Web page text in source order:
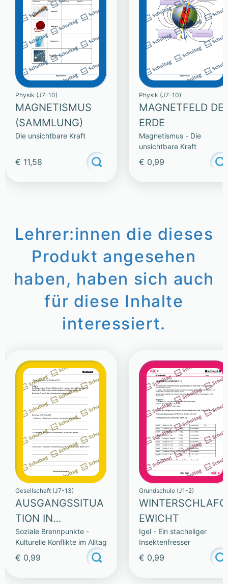
Physik (J7-10)
MAGNETISMUS
(SAMMLUNG)
Die unsichtbare Kraft
€ 11,58
Physik (J7-10)
MAGNETFELD
ERDE
Magnetismus - Die
unsichtbare Kraft
€ 0,99
Lehrer:innen die dieses
Produkt angesehen
haben, haben sich auch
für diese Inhalte
interessiert.
Gesellschaft (J7-13)
AUSGANGSSITUA
TION IN
BERGKAMEN
Soziale Brennpunkte -
Kulturelle Konflikte im Alltag
€ 0,99
Grundschule (J1-2)
WINTERSCHLAFG
EWICHT
Igel - Ein stacheliger
Insektenfresser
€ 0,99